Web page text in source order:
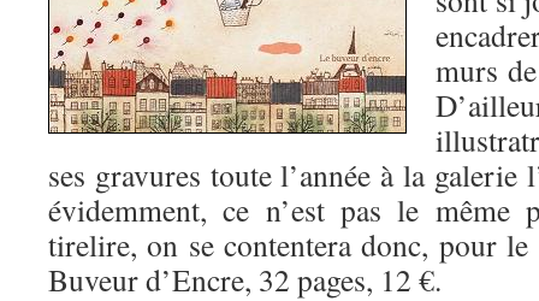
murs
ses gravures toute l’année à la
évidemment, ce n’est pas le même
tirelire, on se contentera donc, pour
Buveur d’Encre, 32 pages, 12 €.